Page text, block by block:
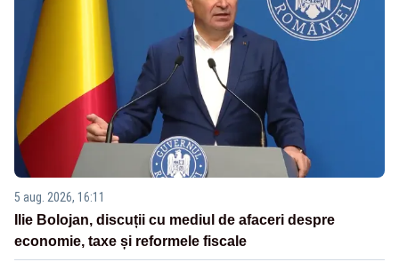
5 aug. 2026, 16:11
Ilie Bolojan, discuții cu mediul de afaceri despre
economie, taxe și reformele fiscale